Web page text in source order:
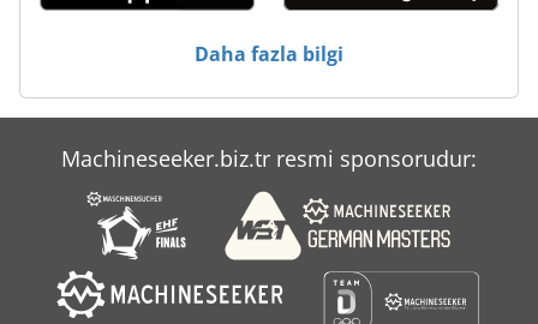
Daha fazla bilgi
Machineseeker.biz.tr resmi sponsorudur: